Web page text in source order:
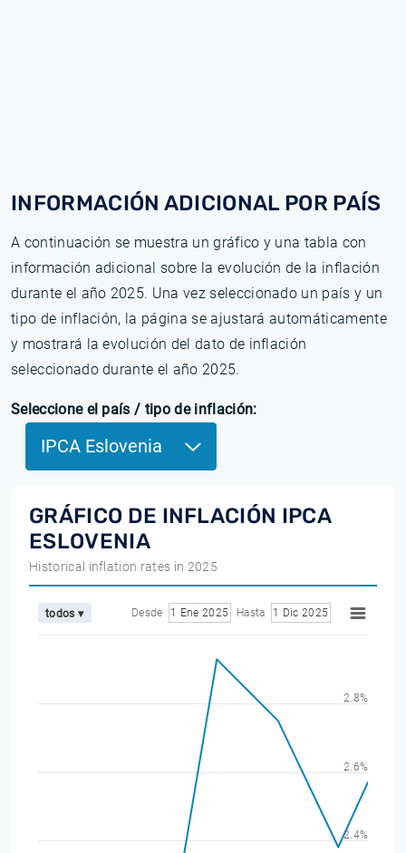
INFORMACIÓN ADICIONAL POR PAÍS
A continuación se muestra un gráfico y una tabla con
información adicional sobre la evolución de la inflación
durante el año 2025. Una vez seleccionado un país y un
tipo de inflación, la página se ajustará automáticamente
y mostrará la evolución del dato de inflación
seleccionado durante el año 2025.
Seleccione el país / tipo de inflación:
IPCA Eslovenia
GRÁFICO DE INFLACIÓN IPCA
ESLOVENIA
Historical inflation rates in 2025
todos ▾ Desde 1 Ene 2025 Hasta 1 Dic 2025
2.4%
2.6%
2.8%